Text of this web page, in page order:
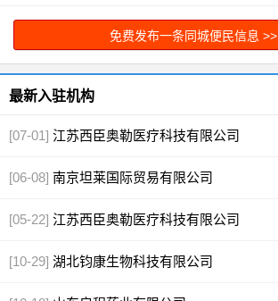
代工[图]
免费发布一条同城便民信息 >>
最新入驻机构
[07-01] 江苏西臣奥勒医疗科技有限公司
[06-08] 南京坦莱国际贸易有限公司
[05-22] 江苏西臣奥勒医疗科技有限公司
[10-29] 湖北钧康生物科技有限公司